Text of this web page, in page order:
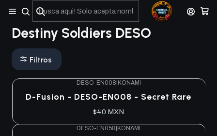
No olviden reportar sus depositos y transferencias por Whatsapp
Destiny Soldiers DESO
Filtros
DESO-EN008 KONAMI
D-Fusion - DESO-EN008 - Secret Rare
$40 MXN
DESO-EN058|KONAMI